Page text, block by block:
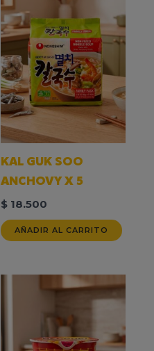
KAL GUK SOO
ANCHOVY X 5
$18.500
AÑADIR AL CARRITO